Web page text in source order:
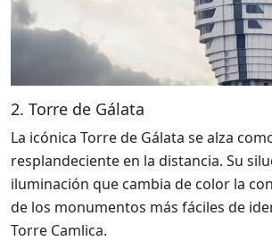
2. Torre de Gálata
La icónica Torre de Gálata se alza
resplandeciente en la distancia. Su
iluminación que cambia de color la
de los monumentos más fáciles de
Torre Camlica.